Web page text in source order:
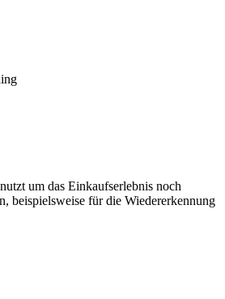
um das Einkaufserlebnis noch
beispielsweise für die Wiedererkennung